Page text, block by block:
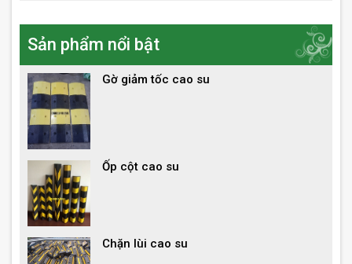
Sản phẩm nổi bật
Gờ giảm tốc cao su
Ốp cột cao su
Chặn lùi cao su